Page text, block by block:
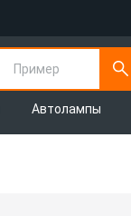
Пример
Автолампы